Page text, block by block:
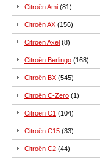
Citroën Ami (81)
Citroën AX (156)
Citroën Axel (8)
Citroën Berlingo (168)
Citroën BX (545)
Citroën C-Zero (1)
Citroën C1 (104)
Citroën C15 (33)
Citroën C2 (44)